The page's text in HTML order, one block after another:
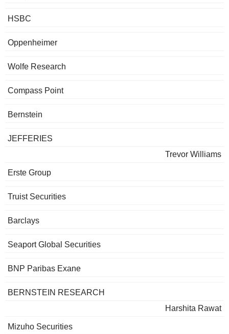
HSBC
Oppenheimer
Wolfe Research
Compass Point
Bernstein
JEFFERIES
Trevor Williams
Erste Group
Truist Securities
Barclays
Seaport Global Securities
BNP Paribas Exane
BERNSTEIN RESEARCH
Harshita Rawat
Mizuho Securities